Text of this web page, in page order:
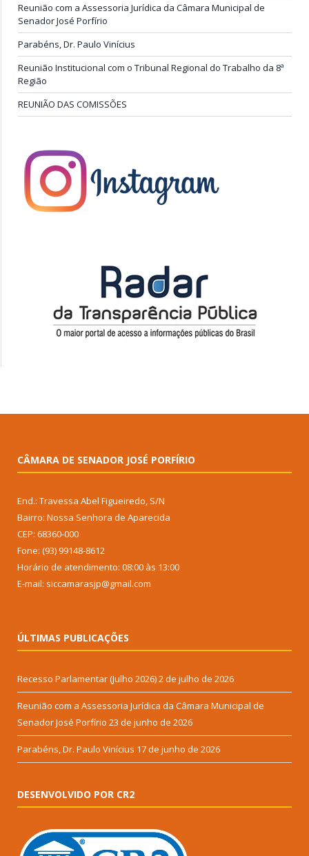
Reunião com a Assessoria Jurídica da Câmara Municipal de
Senador José Porfírio
Parabéns, Dr. Paulo Vinícius
Reunião Institucional com o Tribunal Regional do Trabalho da 8ª
Região
REUNIÃO DAS COMISSÕES
CÂMARA DE SENADOR JOSÉ PORFÍRIO
End.: Travessa Abel Figueiredo, S/N
Bairro: Nossa Senhora de Aparecida
CEP: 68360-000
Fone: (93) 99148-8612
Horário de atendimento: 08:00 às 13:00
E-mail: siccamarasjp@gmail.com
ÚLTIMAS PUBLICAÇÕES
Recesso Parlamentar (Julho 2026)2 de julho de 2026
Reunião com a Assessoria Jurídica da Câmara Municipal de
Senador José Porfírio 23 de junho de 2026
Parabéns, Dr. Paulo Vinícius 17 de junho de 2026
DESENVOLVIDO POR CR2